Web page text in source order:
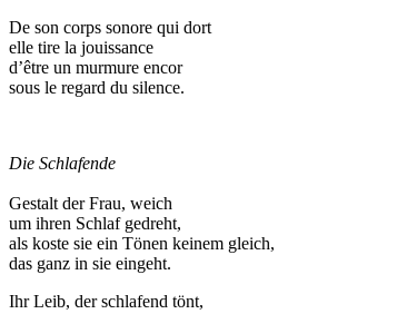
De son corps sonore qui dort
elle tire la jouissance
d’être un murmure encor
sous le regard du silence.
Die Schlafende
Gestalt der Frau, weich
um ihren Schlaf gedreht,
als koste sie ein Tönen keinem gleich,
das ganz in sie eingeht.
Ihr Leib, der schlafend tönt,